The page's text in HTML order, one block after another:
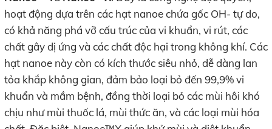
hoạt động dựa trên các hạt nanoe chứa gốc OH- tự do,
có khả năng phá vỡ cấu trúc của vi khuẩn, vi rút, các
chất gây dị ứng và các chất độc hại trong không khí. Các
hạt nanoe này còn có kích thước siêu nhỏ, dễ dàng lan
tỏa khắp không gian, đảm bảo loại bỏ đến 99,9% vi
khuẩn và mầm bệnh, đồng thời loại bỏ các mùi hôi khó
chịu như mùi thuốc lá, mùi thức ăn, và các loại mùi hóa